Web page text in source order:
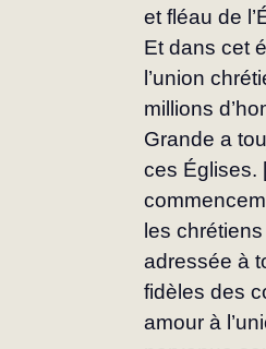
et fléau de
Et dans cet
l’union
millions
Grande a
ces Églises.
les
adressée à
fidèles des
amour à